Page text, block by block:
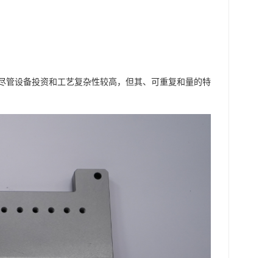
设备投资和工艺复杂性较高，但其、可重复和量的特